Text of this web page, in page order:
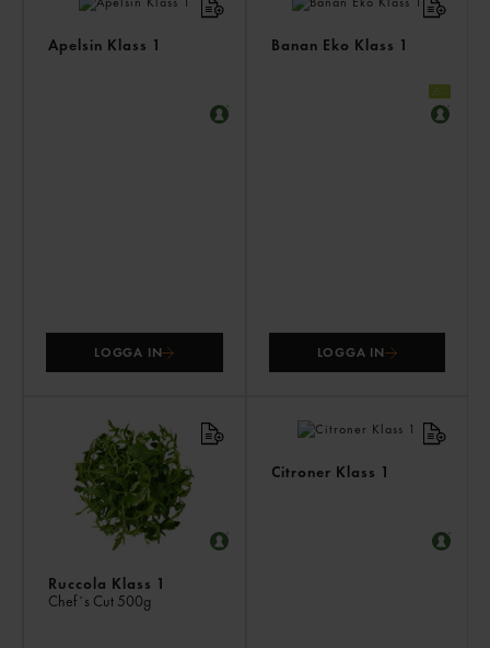
Apelsin Klass 1
LOGGA IN
Banan Eko Klass 1
LOGGA IN
Ruccola Klass 1
Chef´s Cut 500g
Citroner Klass 1